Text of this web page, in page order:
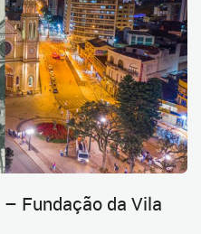
Fundação da Vila